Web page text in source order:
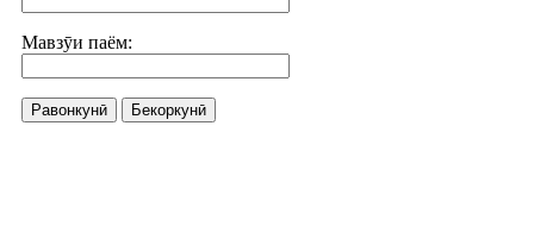
Мавзӯи паём:
Равонкунӣ Бекоркунӣ